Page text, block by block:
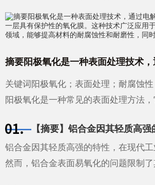
摘要阳极氧化是一种表面处理技术，通过电解作用在金属表面形成一层具有保护性的氧化膜。这种技术广泛应用于汽车、航空、电子等领域，能够提高材料的耐腐蚀性和耐磨性，同
关键词阳极氧化；表面处理；耐腐蚀
阳极氧化是一种常见的表面处理方法
够提高材料···【摘要】铝合金因其轻质高强
铝合金因其轻质高强的特性，在现代工
然而，铝合金表面易氧化的问题限制